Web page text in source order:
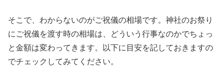
そこで、わからないのがご祝儀の相場です。神社のお祭り
にご祝儀を渡す時の相場は、どういう行事なのかでちょっ
と金額は変わってきます。以下に目安を記しておきますの
でチェックしてみてください。